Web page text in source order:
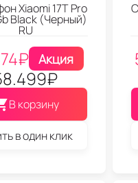
Xiaomi 17T Pro
Black (Черный)
RU
₽ Акция
₽
В корзину
в один клик